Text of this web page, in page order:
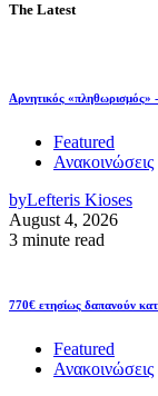
The Latest
Αρνητικός «πληθωρισμός»
Featured
Ανακοινώσεις
byLefteris Kioses
August 4, 2026
3 minute read
770€ ετησίως δαπανούν
Featured
Ανακοινώσεις